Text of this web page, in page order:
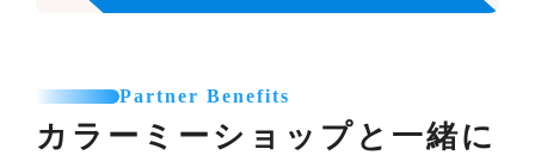
Partner Benefits
カラーミーショップと一緒に